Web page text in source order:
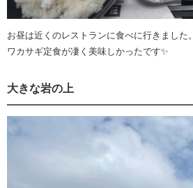
お昼は近くのレストランに食べに行きました。
ワカサギ定食が凄く美味しかったです✨
大きな岩の上